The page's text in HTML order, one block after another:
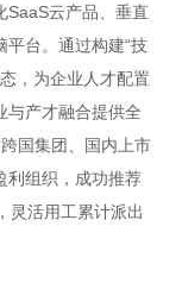
SaaS云产品、垂直
平台。通过构建“技
，为企业人才配置
与产才融合提供全
国集团、国内上市
利组织，成功推荐
灵活用工累计派出